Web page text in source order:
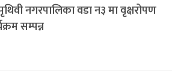
नगरपालिका वडा न३ मा वृक्षरोपण
सम्पन्न